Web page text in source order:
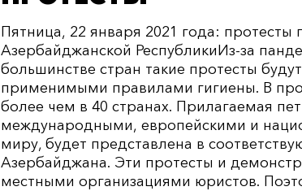
Пятница, 22 января 2021 года: протесты
Азербайджанской РеспубликиИз-за
большинстве стран такие протесты
применимыми правилами гигиены. В
более чем в 40 странах. Прилагаемая
международными, европейскими и
миру, будет представлена ​​в
Азербайджана. Эти протесты и
местными организациями юристов.